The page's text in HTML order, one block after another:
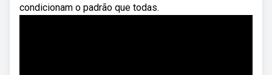
condicionam o padrão que todas.